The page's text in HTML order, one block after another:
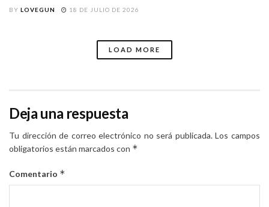
BY LOVEGUN 18 DE JULIO DE 2026
LOAD MORE
Deja una respuesta
Tu dirección de correo electrónico no será publicada. Los campos
obligatorios están marcados con *
Comentario *